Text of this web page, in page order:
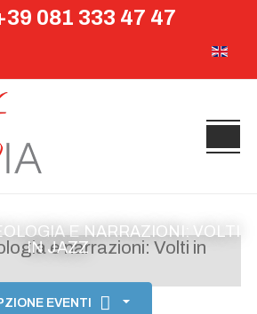
081 333 47 47
E NARRAZIONI: VOLTI
IN JAZZ
EVENTI